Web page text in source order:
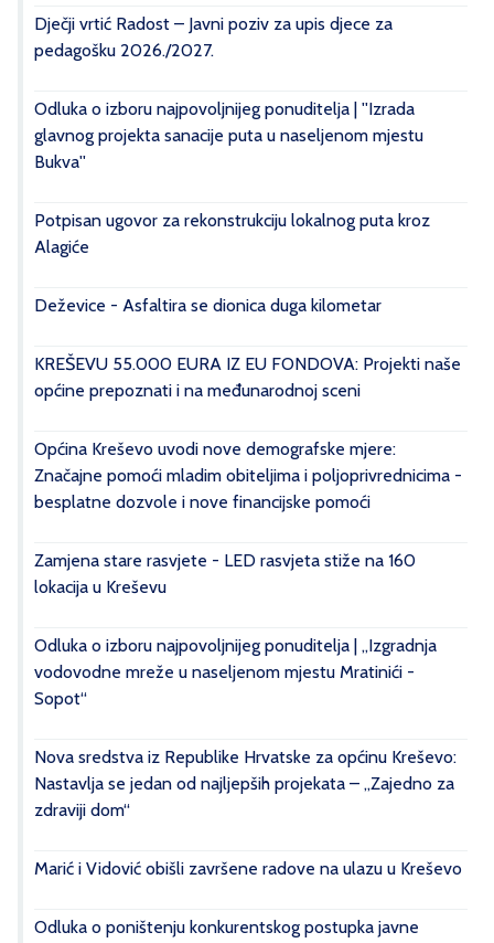
Dječji vrtić Radost – Javni poziv za upis djece za
pedagošku 2026./2027.
Odluka o izboru najpovoljnijeg ponuditelja | ''Izrada
glavnog projekta sanacije puta u naseljenom mjestu
Bukva''
Potpisan ugovor za rekonstrukciju lokalnog puta kroz
Alagiće
Deževice - Asfaltira se dionica duga kilometar
KREŠEVU 55.000 EURA IZ EU FONDOVA: Projekti naše
općine prepoznati i na međunarodnoj sceni
Općina Kreševo uvodi nove demografske mjere:
Značajne pomoći mladim obiteljima i poljoprivrednicima -
besplatne dozvole i nove financijske pomoći
Zamjena stare rasvjete - LED rasvjeta stiže na 160
lokacija u Kreševu
Odluka o izboru najpovoljnijeg ponuditelja | „Izgradnja
vodovodne mreže u naseljenom mjestu Mratinići -
Sopot“
Nova sredstva iz Republike Hrvatske za općinu Kreševo:
Nastavlja se jedan od najljepših projekata – „Zajedno za
zdraviji dom“
Marić i Vidović obišli završene radove na ulazu u Kreševo
Odluka o poništenju konkurentskog postupka javne